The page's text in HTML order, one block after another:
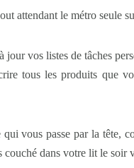
vos listes de tâches
tous les produits que
vous passe par la tête,
couché dans votre lit le soir